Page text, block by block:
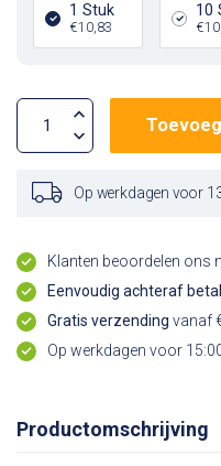
1 Stuk
€10,83
10
Op werkdagen voor
Klanten beoordelen ons
Eenvoudig achteraf
Gratis verzending vanaf
Op werkdagen voor
Productomschrijving